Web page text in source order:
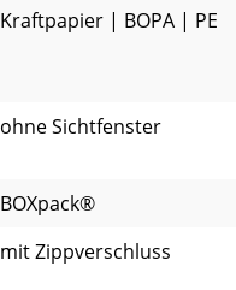
Kraftpapier | BOPA | PE
ohne Sichtfenster
BOXpack®
mit Zippverschluss